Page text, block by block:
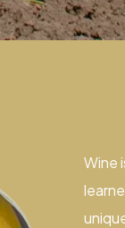
Wine